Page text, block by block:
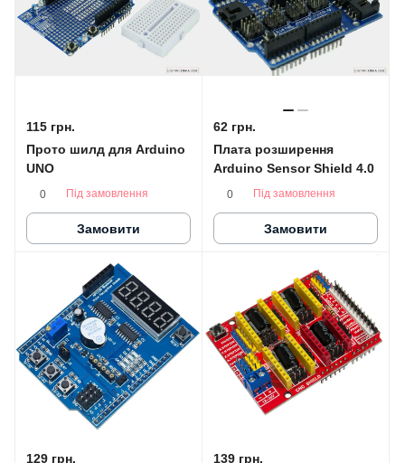
115 грн.
Прото шилд для Arduino
UNO
0 Під замовлення
Замовити
62 грн.
Плата розширення
Arduino Sensor Shield 4.0
0 Під замовлення
Замовити
129 грн.
139 грн.